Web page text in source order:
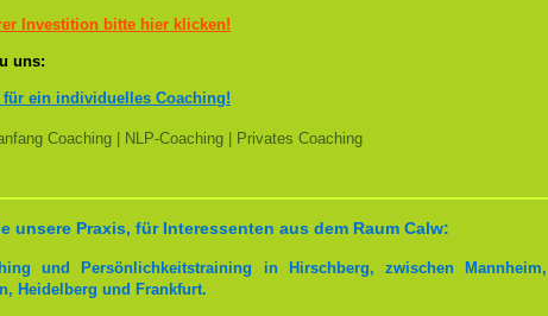
Investition bitte hier klicken!
uns:
für ein individuelles Coaching!
Coaching | NLP-Coaching | Privates Coaching
unsere Praxis, für Interessenten aus dem Raum Calw:
und Persönlichkeitstraining in Hirschberg, zwischen Mannheim,
Heidelberg und Frankfurt.